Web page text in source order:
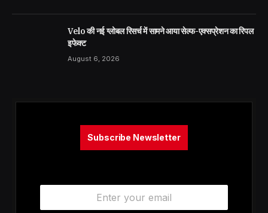
Velo की नई ग्लोबल रिसर्च में सामने आया सेल्फ-एक्सप्रेशन का रिपल
इफेक्ट
August 6, 2026
Subscribe Newsletter
E